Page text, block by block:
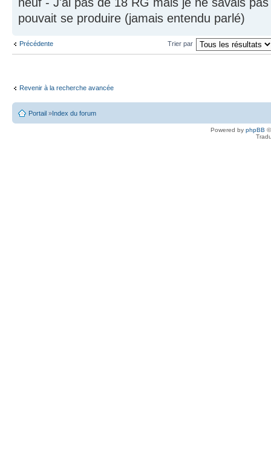
pouvait se produire (jamais entendu parlé)
Précédente Trier par
Revenir à la recherche avancée
Portail »Index du forum
Powered by phpBB